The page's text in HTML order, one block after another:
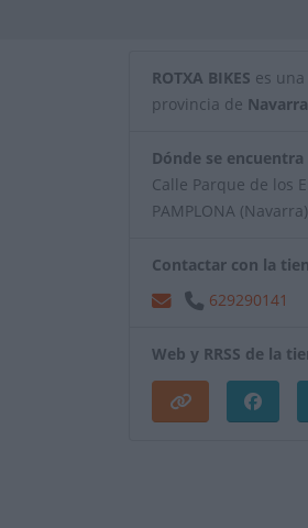
ROTXA BIKES es
provincia de Navarra
Dónde se encuentra
Calle Parque de los
PAMPLONA
Contactar con la
629290141
Web y RRSS de la